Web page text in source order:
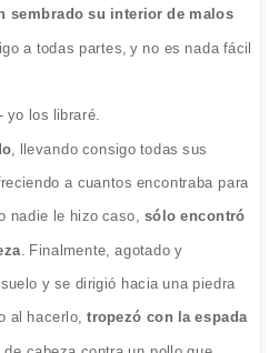
sembrado su interior de malos
a todas partes, y no es nada fácil
yo los libraré.
, llevando consigo todas sus
a cuantos encontraba para
nadie le hizo caso, sólo encontró
. Finalmente, agotado y
y se dirigió hacia una piedra
al hacerlo, tropezó con la espada